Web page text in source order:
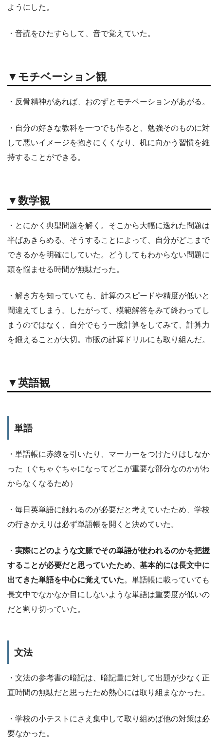
ようにした。
・音読をひたすらして、音で覚えていた。
▼モチベーション観
・反骨精神があれば、おのずとモチベーションがあがる。
・自分の好きな教科を一つでも作ると、勉強そのものに対
して悪いイメージを抱きにくくなり、机に向かう習慣を維
持することができる。
▼数学観
・とにかく典型問題を解く。そこから大幅に逸れた問題は
半ばあきらめる。そうすることによって、自分がどこまで
できるかを明確にしていた。どうしてもわからない問題に
頭を悩ませる時間が無駄だった。
・解き方を知っていても、計算のスピードや精度が低いと
間違えてしまう。したがって、模範解答をみて終わってし
まうのではなく、自分でもう一度計算をしてみて、計算力
を鍛えることが大切。市販の計算ドリルにも取り組んだ。
▼英語観
単語
・単語帳に赤線を引いたり、マーカーをつけたりはしなか
った（ぐちゃぐちゃになってどこが重要な部分なのかがわ
からなくなるため）
・毎日英単語に触れるのが必要だと考えていたため、学校
の行きかえりは必ず単語帳を開くと決めていた。
・ 実際にどのような文脈でその単語が使われるのかを把握
することが必要だと思っていたため、基本的には長文中に
出てきた単語を中心に覚えていた。単語帳に載っていても
長文中でなかなか目にしないような単語は重要度が低いの
だと割り切っていた。
文法
・文法の参考書の暗記は、暗記量に対して出題が少なく正
直時間の無駄だと思ったため熱心には取り組まなかった。
・学校の小テストにさえ集中して取り組めば他の対策は必
要なかった。